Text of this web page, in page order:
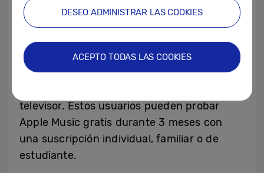
Samsung Smart TV?
Los usuarios podrán descargar Apple Music
desde la tienda de aplicaciones Samsung,
iniciar sesión en una cuenta existente con
su ID de Apple o comenzar el proceso de
televisor. Estos usuarios pueden probar
Apple Music gratis durante 3 meses con
una suscripción individual, familiar o de
estudiante.
DESEO ADMINISTRAR LAS COOKIES
ACEPTO TODAS LAS COOKIES